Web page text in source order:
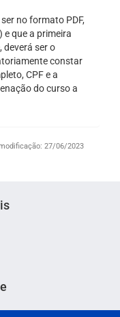
no formato PDF,
que a primeira
ser o
constar
CPF e a
do curso a
27/06/2023